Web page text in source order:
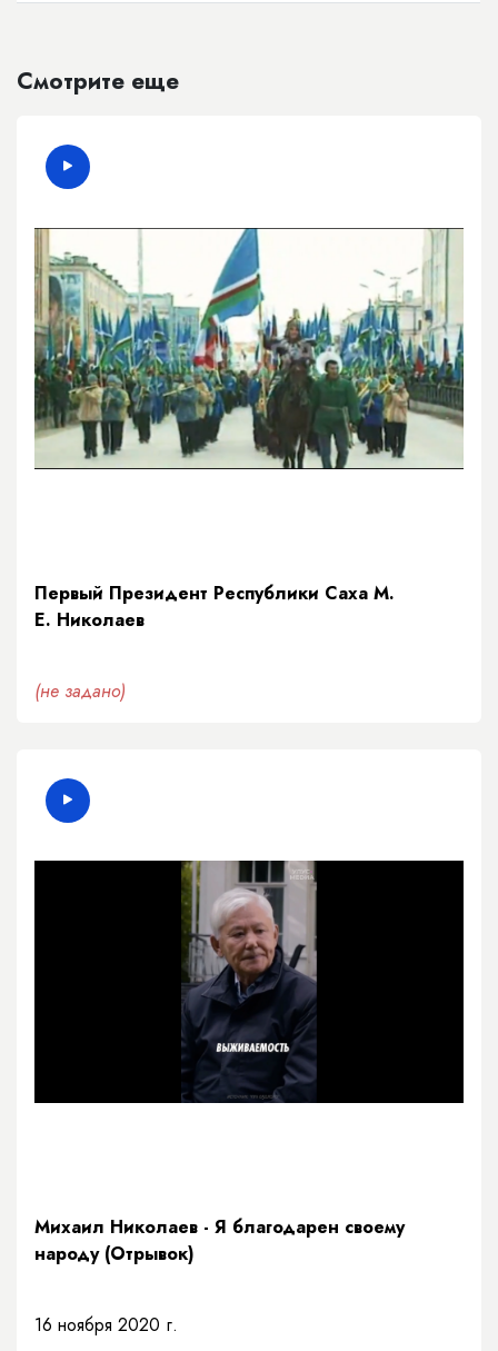
Смотрите еще
Первый Президент Республики Саха М.
Е. Николаев
(не задано)
Михаил Николаев - Я благодарен своему
народу (Отрывок)
16 ноября 2020 г.